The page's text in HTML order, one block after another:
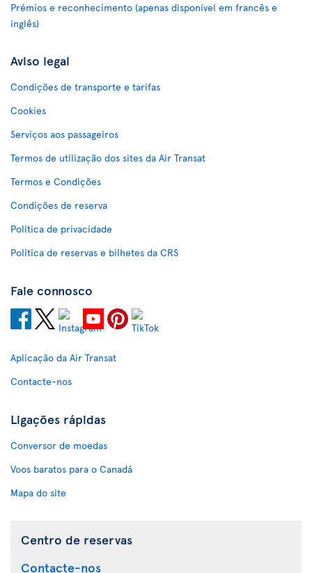
Prémios e reconhecimento (apenas disponível em francês e
inglês)
Aviso legal
Condições de transporte e tarifas
Cookies
Serviços aos passageiros
Termos de utilização dos sites da Air Transat
Termos e Condições
Condições de reserva
Política de privacidade
Política de reservas e bilhetes da CRS
Fale connosco
Aplicação da Air Transat
Contacte-nos
Ligações rápidas
Conversor de moedas
Voos baratos para o Canadá
Mapa do site
Centro de reservas
Contacte-nos